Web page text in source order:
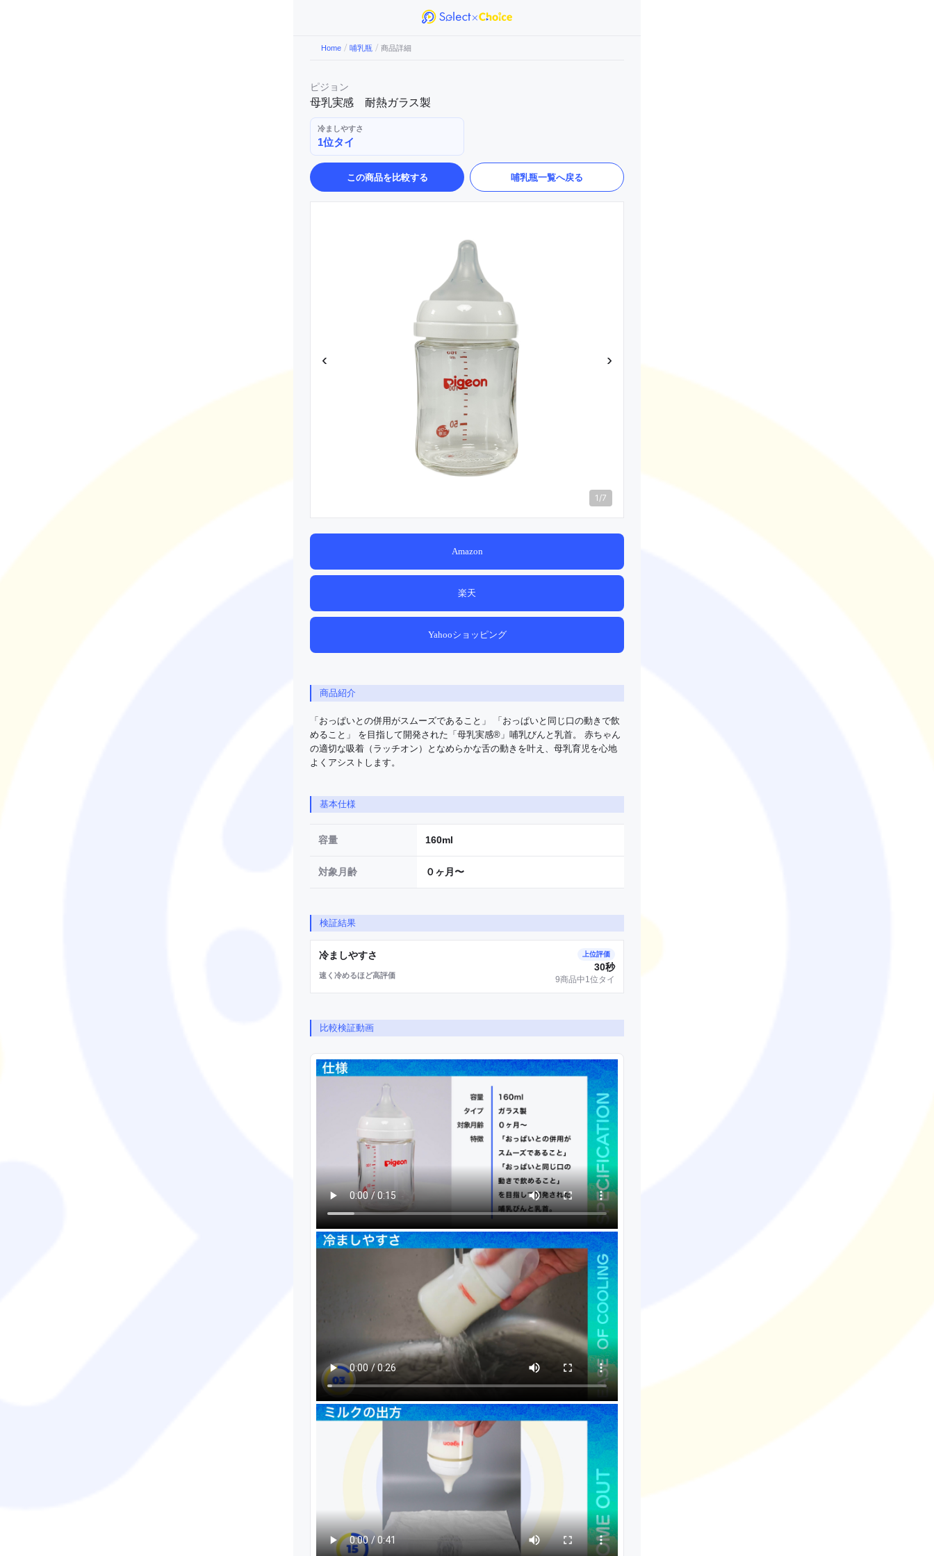
Home / 哺乳瓶 / 商品詳細
ピジョン
母乳実感 耐熱ガラス製
冷ましやすさ
1位タイ
この商品を比較する 哺乳瓶一覧へ戻る
‹ ›
1 /7
Amazon
楽天
Yahooショッピング
商品紹介
「おっぱいとの併用がスムーズであること」 「おっぱいと同じ口の動きで飲
めること」 を目指して開発された「母乳実感®」哺乳びんと乳首。 赤ちゃん
の適切な吸着（ラッチオン）となめらかな舌の動きを叶え、母乳育児を心地
よくアシストします。
基本仕様
容量 160ml
対象月齢 ０ヶ月〜
検証結果
冷ましやすさ
速く冷めるほど高評価
上位評価
30秒
9商品中1位タイ
比較検証動画